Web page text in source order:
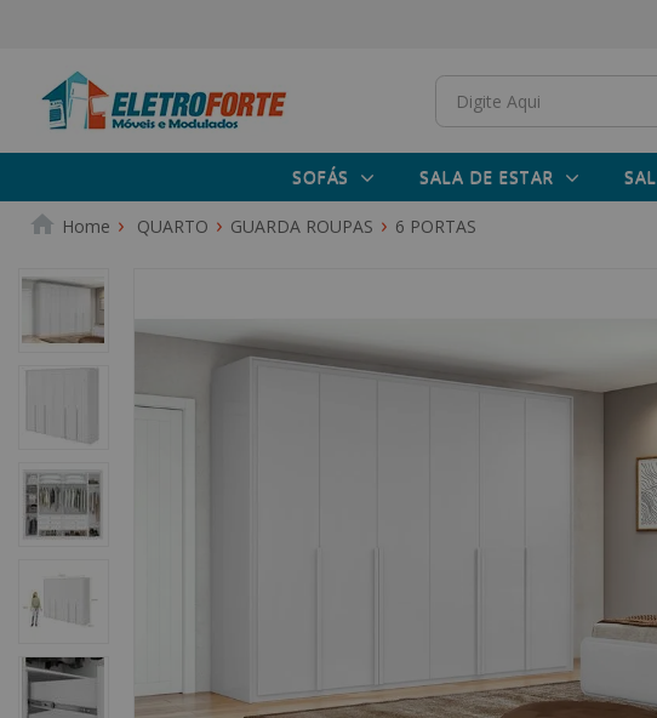
SOFÁS SALA DE ESTAR
QUARTO GUARDA ROUPAS 6 PORTAS